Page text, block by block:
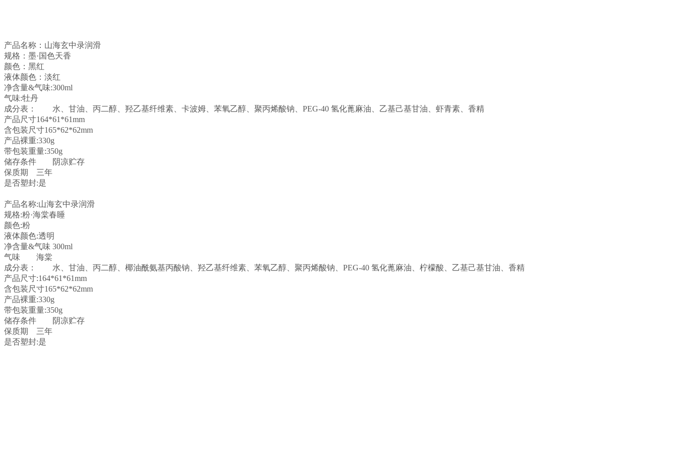
产品名称：山海玄中录润滑
规格：墨·国色天香
颜色：黑红
液体颜色：淡红
净含量&气味:300ml
气味:牡丹
成分表：
水、甘油、丙二醇、羟乙基纤维素、卡波姆、苯氧乙醇、聚丙烯酸钠、PEG-40 氢化蓖麻油、乙基己基甘油、虾青素、香精
产品尺寸164*61*61mm
含包装尺寸165*62*62mm
产品裸重:330g
带包装重量:350g
储存条件
阴凉贮存
保质期
三年
是否塑封:是
产品名称:山海玄中录润滑
规格:粉·海棠春睡
颜色:粉
液体颜色:透明
净含量&气味 300ml
气味
海棠
成分表：
水、甘油、丙二醇、椰油酰氨基丙酸钠、羟乙基纤维素、苯氧乙醇、聚丙烯酸钠、PEG-40 氢化蓖麻油、柠檬酸、乙基己基甘油、香精
产品尺寸:164*61*61mm
含包装尺寸165*62*62mm
产品裸重:330g
带包装重量:350g
储存条件
阴凉贮存
保质期
三年
是否塑封:是